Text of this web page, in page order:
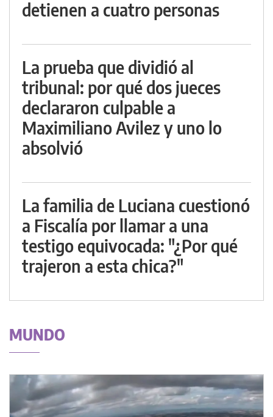
detienen a cuatro personas
La prueba que dividió al
tribunal: por qué dos jueces
declararon culpable a
Maximiliano Avilez y uno lo
absolvió
La familia de Luciana cuestionó
a Fiscalía por llamar a una
testigo equivocada: "¿Por qué
trajeron a esta chica?"
MUNDO